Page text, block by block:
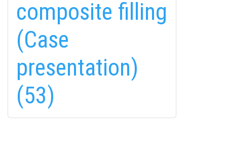
composite filling
(Case
presentation)
(53)
ITT TALÁL MEG
MINKET
fa-
facebook-
fa-
instagram
fab
EMAILCIME
FELIRATKOZÁS